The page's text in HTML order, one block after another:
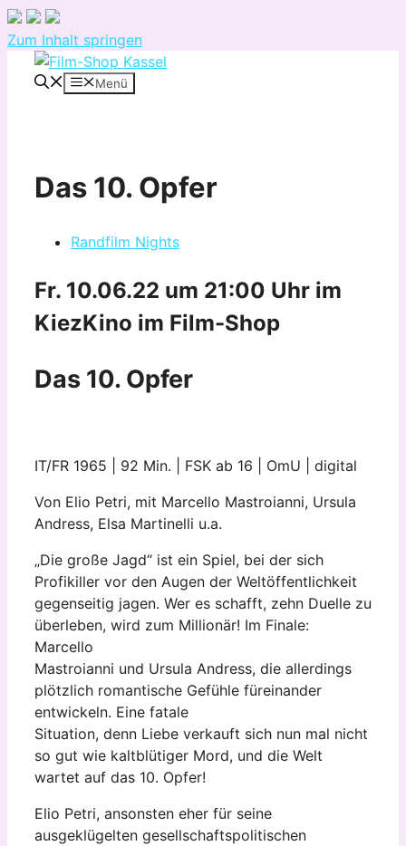
Zum Inhalt springen
Menü
Das 10. Opfer
Randfilm Nights
Fr. 10.06.22 um 21:00 Uhr im
KiezKino im Film-Shop
Das 10. Opfer
IT/FR 1965 | 92 Min. | FSK ab 16 | OmU | digital
Von Elio Petri, mit Marcello Mastroianni, Ursula
Andress, Elsa Martinelli u.a.
„Die große Jagd“ ist ein Spiel, bei der sich
Profikiller vor den Augen der Weltöffentlichkeit
gegenseitig jagen. Wer es schafft, zehn Duelle zu
überleben, wird zum Millionär! Im Finale:
Marcello
Mastroianni und Ursula Andress, die allerdings
plötzlich romantische Gefühle füreinander
entwickeln. Eine fatale
Situation, denn Liebe verkauft sich nun mal nicht
so gut wie kaltblütiger Mord, und die Welt
wartet auf das 10. Opfer!
Elio Petri, ansonsten eher für seine
ausgeklügelten gesellschaftspolitischen